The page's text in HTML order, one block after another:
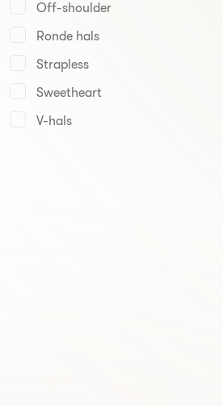
Off-shoulder
Ronde hals
Strapless
Sweetheart
V-hals